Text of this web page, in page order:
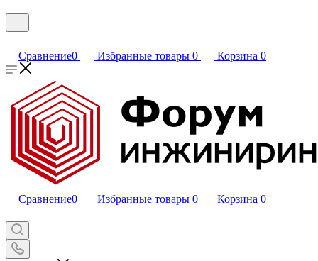
Сравнение0 Избранные товары 0 Корзина 0
Сравнение0 Избранные товары 0 Корзина 0